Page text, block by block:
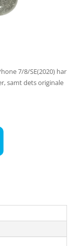
kr..
7/8/SE(2020) har
samt dets originale